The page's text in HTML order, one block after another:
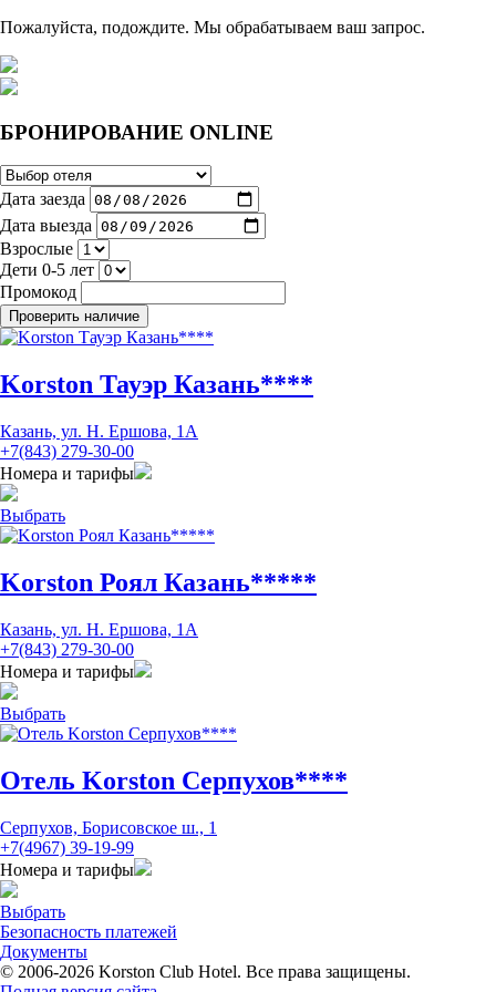
Пожалуйста, подождите. Мы обрабатываем ваш запрос.
БРОНИРОВАНИЕ ONLINE
Дата заезда
Дата выезда
Взрослые
Дети 0-5 лет
Промокод
Korston Тауэр Казань****
Казань, ул. Н. Ершова, 1А
+7(843) 279-30-00
Номера и тарифы
Выбрать
Korston Роял Казань*****
Казань, ул. Н. Ершова, 1А
+7(843) 279-30-00
Номера и тарифы
Выбрать
Отель Korston Серпухов****
Серпухов, Борисовское ш., 1
+7(4967) 39-19-99
Номера и тарифы
Выбрать
Безопасность платежей
Документы
© 2006-2026 Korston Club Hotel. Все права защищены.